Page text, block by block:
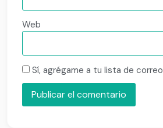
Web
Sí, agrégame a tu lista de correo